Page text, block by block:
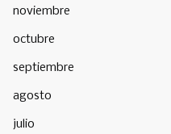
noviembre
octubre
septiembre
agosto
julio